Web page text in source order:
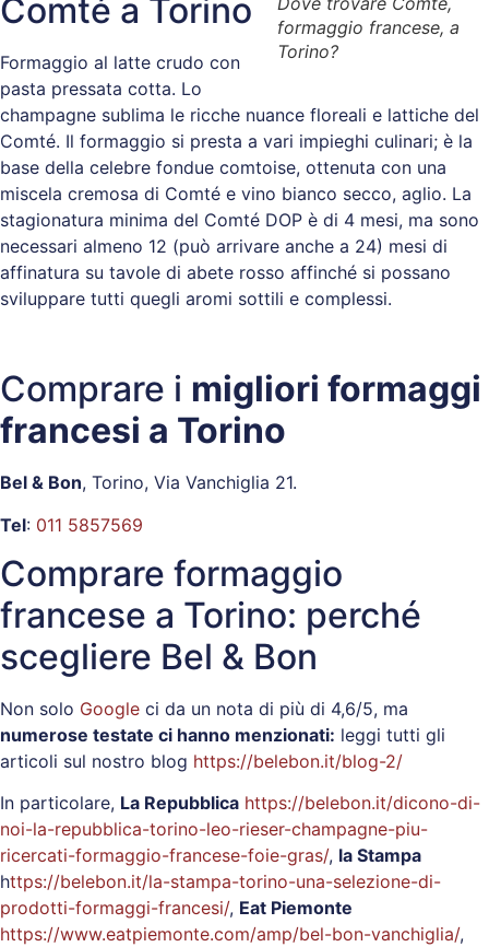
formaggio francese, a
Torino?
Comté a Torino
Formaggio al latte crudo con
pasta pressata cotta. Lo
champagne sublima le ricche nuance floreali e lattiche del
Comté. Il formaggio si presta a vari impieghi culinari; è la
base della celebre fondue comtoise, ottenuta con una
miscela cremosa di Comté e vino bianco secco, aglio. La
stagionatura minima del Comté DOP è di 4 mesi, ma sono
necessari almeno 12 (può arrivare anche a 24) mesi di
affinatura su tavole di abete rosso affinché si possano
sviluppare tutti quegli aromi sottili e complessi.
Comprare i migliori formaggi
francesi a Torino
Bel & Bon, Torino, Via Vanchiglia 21.
Tel: 011 5857569
Comprare formaggio
francese a Torino: perché
scegliere Bel & Bon
Non solo Google ci da un nota di più di 4,6/5, ma
numerose testate ci hanno menzionati: leggi tutti gli
articoli sul nostro blog https://belebon.it/blog-2/
In particolare, La Repubblica https://belebon.it/dicono-di-
noi-la-repubblica-torino-leo-rieser-champagne-piu-
ricercati-formaggio-francese-foie-gras/, la Stampa
https://belebon.it/la-stampa-torino-una-selezione-di-
prodotti-formaggi-francesi/, Eat Piemonte
https://www.eatpiemonte.com/amp/bel-bon-vanchiglia/,